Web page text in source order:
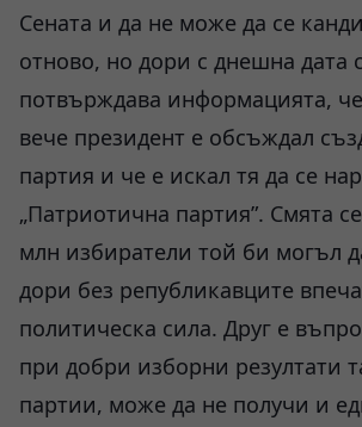
Сената и да не може да се
отново, но дори с днешна дата
потвърждава информацията,
вече президент е обсъждал
партия и че е искал тя да се
„Патриотична партия”. Смята
млн избиратели той би могъл
дори без републикавците
политическа сила. Друг е
при добри изборни резултати
партии, може да не получи и